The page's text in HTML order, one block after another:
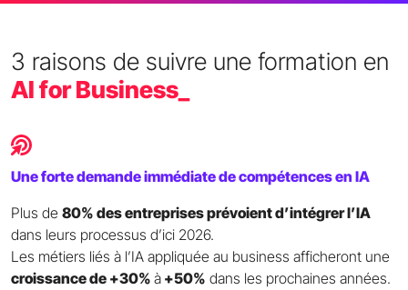
3 raisons de suivre une formation en
AI for Business_
Une forte demande immédiate de compétences en IA
Plus de 80% des entreprises prévoient d’intégrer l’IA
dans leurs processus d’ici 2026.
Les métiers liés à l’IA appliquée au business afficheront une
croissance de +30% à +50% dans les prochaines années.